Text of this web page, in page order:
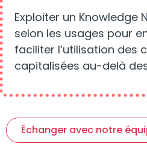
Exploiter un Knowledge
selon les usages pour
faciliter l’utilisation des
capitalisées au-delà
Échanger avec notre